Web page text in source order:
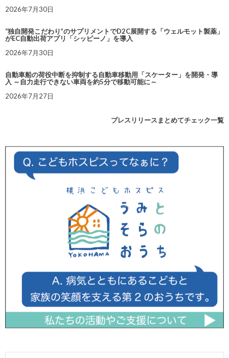
2026年7月30日
“独自開発こだわり”のサプリメントでD2C展開する「ウェルモット製薬」
がEC自動出荷アプリ「シッピーノ」を導入
2026年7月30日
自動車船の荷役中断を抑制する自動車移動用「スケーター」を開発・導
入 ～自力走行できない車両を約5分で移動可能に～
2026年7月27日
プレスリリースまとめてチェック一覧